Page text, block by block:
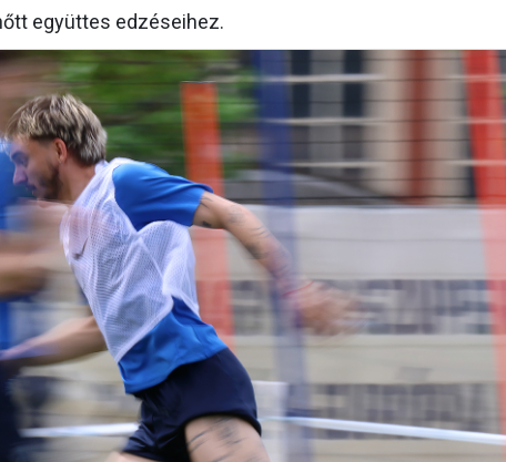
együttes edzéseihez.